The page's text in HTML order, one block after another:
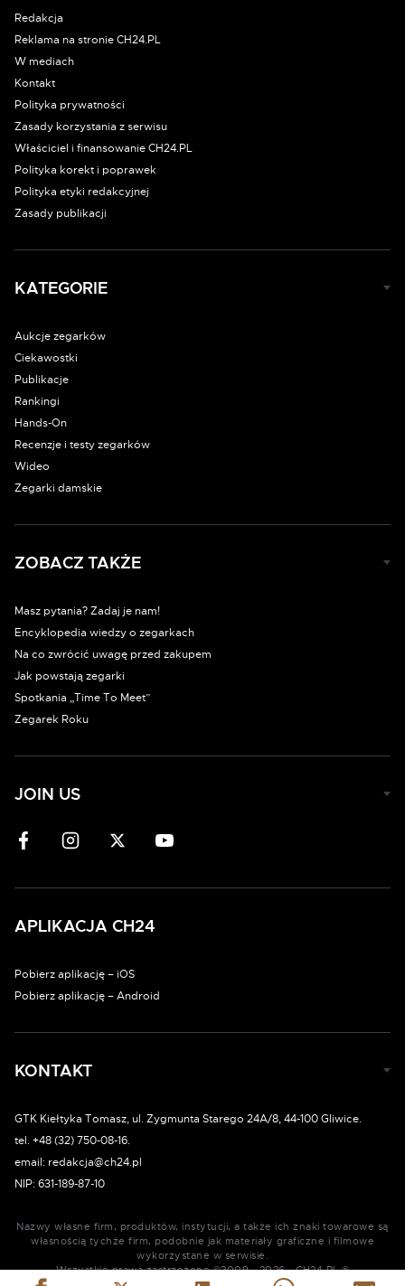
Redakcja
Reklama na stronie CH24.PL
W mediach
Kontakt
Polityka prywatności
Zasady korzystania z serwisu
Właściciel i finansowanie CH24.PL
Polityka korekt i poprawek
Polityka etyki redakcyjnej
Zasady publikacji
KATEGORIE
Aukcje zegarków
Ciekawostki
Publikacje
Rankingi
Hands-On
Recenzje i testy zegarków
Wideo
Zegarki damskie
ZOBACZ TAKŻE
Masz pytania? Zadaj je nam!
Encyklopedia wiedzy o zegarkach
Na co zwrócić uwagę przed zakupem
Jak powstają zegarki
Spotkania „Time To Meet”
Zegarek Roku
JOIN US
APLIKACJA CH24
Pobierz aplikację – iOS
Pobierz aplikację – Android
KONTAKT
GTK Kiełtyka Tomasz, ul. Zygmunta Starego 24A/8, 44-100 Gliwice.
tel. +48 (32) 750-08-16.
email: redakcja@ch24.pl
NIP: 631-189-87-10
Nazwy własne firm, produktów, instytucji, a także ich znaki towarowe są
własnością tychże firm, podobnie jak materiały graficzne i filmowe
wykorzystane w serwisie.
Wszystkie prawa zastrzeżone ©2009 - 2026 - CH24.PL ®